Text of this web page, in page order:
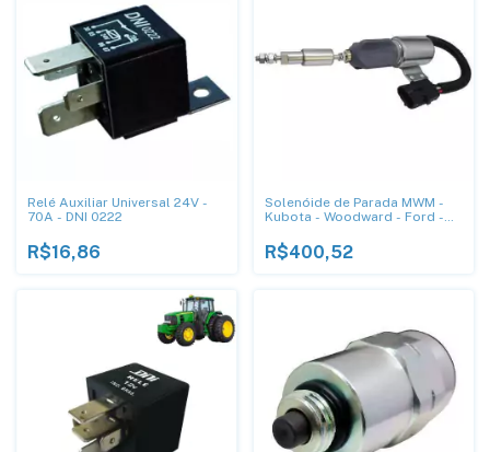
Relé Auxiliar Universal 24V -
70A - DNI 0222
R$16,86
Solenóide de Parada MWM -
Kubota - Woodward - Ford -
DNI8037
R$400,52